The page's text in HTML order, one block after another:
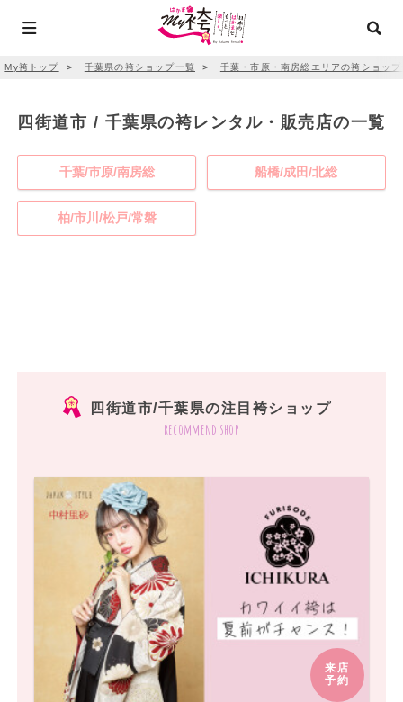
My袴トップ ＞ 千葉県の袴ショップ一覧 ＞ 千葉・市原・南房総エリアの袴ショッ
四街道市 / 千葉県の袴レンタル・販売店の一覧
千葉/市原/南房総 船橋/成田/北総
柏/市川/松戸/常磐
四街道市/千葉県の注目袴ショップ
recommend shop
来店
予約